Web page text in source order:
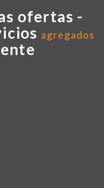
ofertas -
agregados